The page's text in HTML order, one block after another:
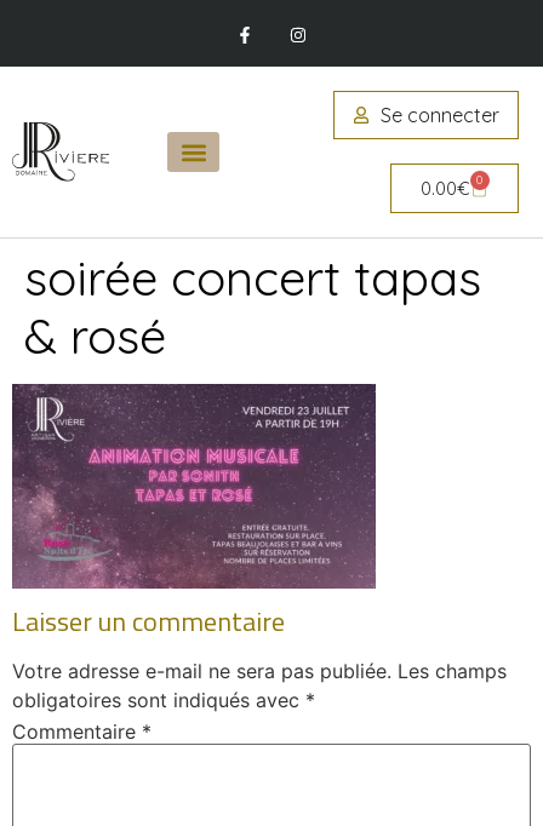
Se connecter
0.00€ 0
soirée concert tapas
& rosé
Laisser un commentaire
Votre adresse e-mail ne sera pas publiée. Les champs
obligatoires sont indiqués avec *
Commentaire *